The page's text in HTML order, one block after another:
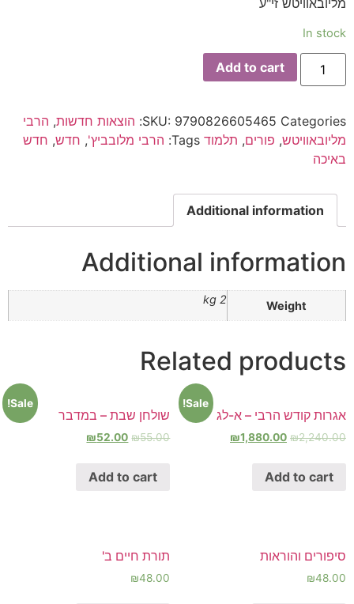
מליובאוויטש זי"ע
In stock
Add to cart
SKU: 9790826605465 Categories: הוצאות חדשות, הרבי
מליובאוויטש, פורים, תלמוד Tags: הרבי מלובביץ', חדש, חדש
באיכה
Additional information
Additional information
Weight
2 kg
Related products
Sale!
אגרות קודש הרבי – א-לג
₪2,240.00
₪1,880.00
Add to cart
Sale!
שולחן שבת – במדבר
₪55.00
₪52.00
Add to cart
סיפורים והוראות
₪48.00
תורת חיים ב'
₪48.00